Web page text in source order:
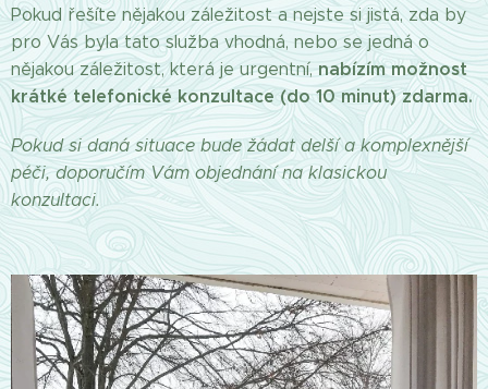
Pokud řešíte nějakou záležitost a nejste si jistá, zda by
pro Vás byla tato služba vhodná, nebo se jedná o
nějakou záležitost, která je urgentní,nabízím možnost
krátké telefonické konzultace (do 10 minut) zdarma.
Pokud si daná situace bude žádat delší a komplexnější
péči, doporučím Vám objednání na klasickou
konzultaci.